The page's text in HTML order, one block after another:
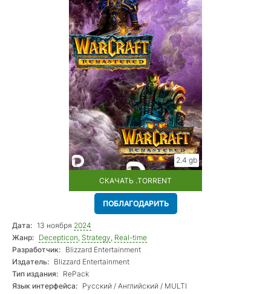
2.4 gb
СКАЧАТЬ .TORRENT
ПОБЛАГОДАРИТЬ
Дата: 13 ноября 2024
Жанр: Decepticon, Strategy, Real-time
Разработчик: Blizzard Entertainment
Издатель: Blizzard Entertainment
Тип издания: RePack
Язык интерфейса: Русский / Английский / MULTI